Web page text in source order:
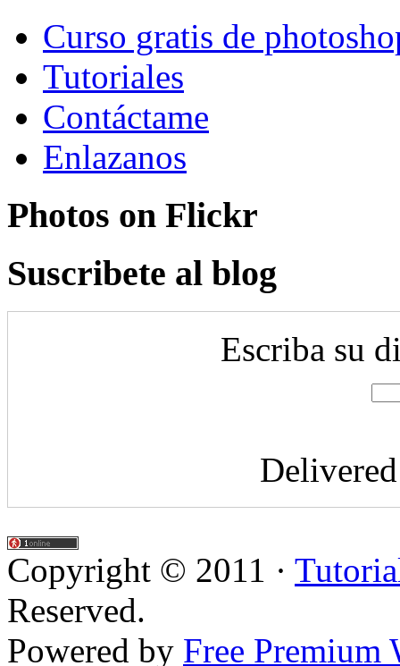
Curso gratis de
Tutoriales
Contáctame
Enlazanos
Photos on Flickr
Suscribete al blog
Escriba su
Copyright © 2011 ·
Reserved.
Powered by Free Premium